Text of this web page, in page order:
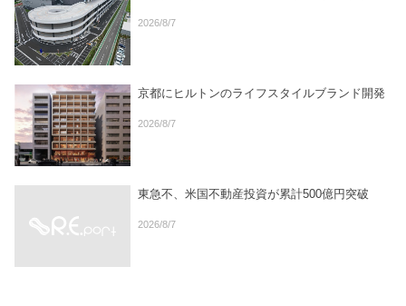
2026/8/7
京都にヒルトンのライフスタイルブランド開発
2026/8/7
東急不、米国不動産投資が累計500億円突破
2026/8/7